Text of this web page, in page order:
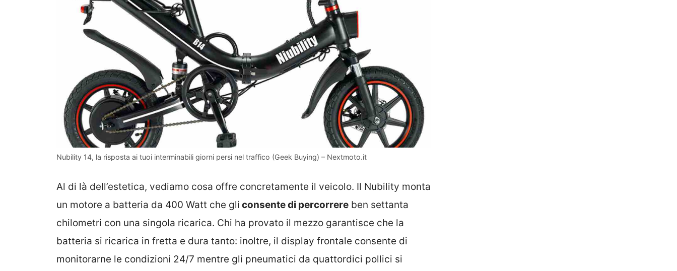
Nubility 14, la risposta ai tuoi interminabili giorni persi nel traffico (Geek Buying) – Nextmoto.it
Al di là dell’estetica, vediamo cosa offre concretamente il veicolo. Il Nubility monta
un motore a batteria da 400 Watt che gli consente di percorrere ben settanta
chilometri con una singola ricarica. Chi ha provato il mezzo garantisce che la
batteria si ricarica in fretta e dura tanto: inoltre, il display frontale consente di
monitorarne le condizioni 24/7 mentre gli pneumatici da quattordici pollici si